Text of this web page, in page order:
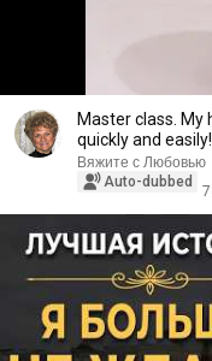
Master class. My
quickly and
Вяжите с Любовью
Auto-dubbed